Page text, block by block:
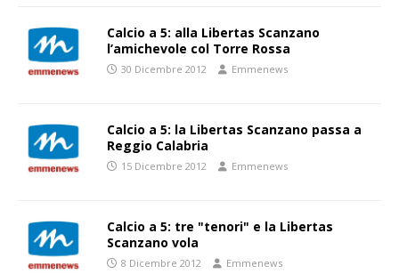
Calcio a 5: alla Libertas Scanzano
l’amichevole col Torre Rossa
30 Dicembre 2012 Emmenews
Calcio a 5: la Libertas Scanzano passa a
Reggio Calabria
15 Dicembre 2012 Emmenews
Calcio a 5: tre "tenori" e la Libertas
Scanzano vola
8 Dicembre 2012 Emmenews